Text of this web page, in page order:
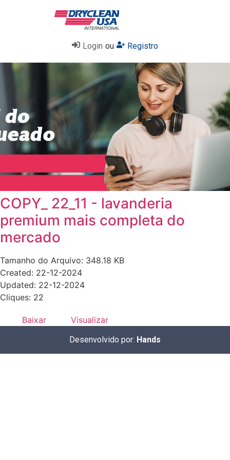
Login ou Registro
COPY_ 22_11 - lavanderia
premium mais completa do
mercado
Tamanho do Arquivo: 348.18 KB
Created: 22-12-2024
Updated: 22-12-2024
Cliques: 22
Baixar Visualizar
Desenvolvido por: Hands